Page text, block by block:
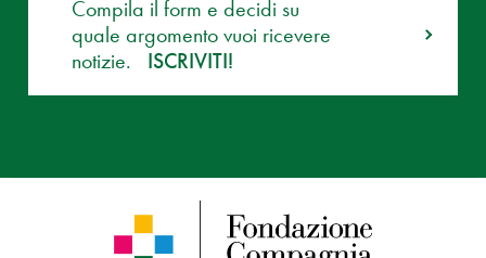
Compila il form e decidi su
quale argomento vuoi ricevere
notizie.
ISCRIVITI!